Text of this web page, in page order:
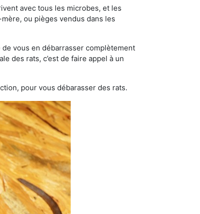
avec tous les microbes, et les
ou pièges vendus dans les
vous en débarrasser complètement
des rats, c’est de faire appel à un
pour vous débarasser des rats.